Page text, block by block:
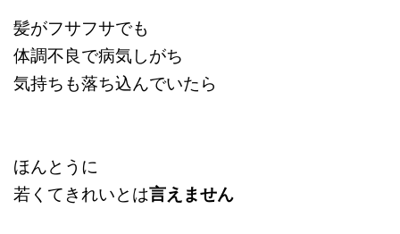
髪がフサフサでも
体調不良で病気しがち
気持ちも落ち込んでいたら
ほんとうに
若くてきれいとは言えません